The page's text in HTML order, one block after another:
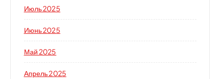
Июль 2025
Июнь 2025
Май 2025
Апрель 2025